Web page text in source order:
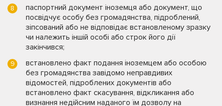
паспортний документ іноземця або документ, що
посвідчує особу без громадянства, підроблений,
зіпсований або не відповідає встановленому зразку
чи належить іншій особі або строк його дії
закінчився;
встановлено факт подання іноземцем або особою
без громадянства завідомо неправдивих
відомостей, підроблених документів або
встановлено факт скасування, відкликання або
визнання недійсним наданого їм дозволу на